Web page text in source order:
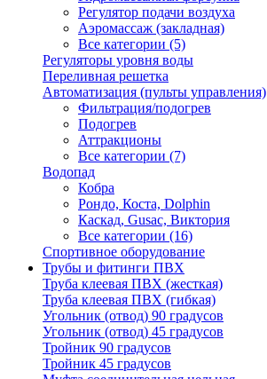
Регулятор подачи воздуха
Аэромассаж (закладная)
Все категории (5)
Регуляторы уровня воды
Переливная решетка
Автоматизация (пульты управления)
Фильтрация/подогрев
Подогрев
Аттракционы
Все категории (7)
Водопад
Кобра
Рондо, Коста, Dolphin
Каскад, Gusac, Виктория
Все категории (16)
Спортивное оборудование
Трубы и фитинги ПВХ
Труба клеевая ПВХ (жесткая)
Труба клеевая ПВХ (гибкая)
Угольник (отвод) 90 градусов
Угольник (отвод) 45 градусов
Тройник 90 градусов
Тройник 45 градусов